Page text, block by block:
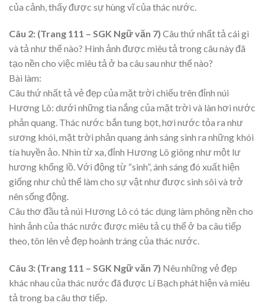
của cảnh, thấy được sự hùng vĩ của thác nước.
Câu 2: (Trang 111 – SGK Ngữ văn 7) Câu thứ nhất tả cái gì
và tả như thế nào? Hình ảnh được miêu tả trong câu này đã
tạo nền cho việc miêu tả ở ba câu sau như thế nào?
Bài làm:
Câu thứ nhất tả vẻ đẹp của mặt trời chiếu trên đỉnh núi
Hương Lô: dưới những tia nắng của mặt trời và làn hơi nước
phản quang. Thác nước bắn tung bọt, hơi nước tỏa ra như
sương khói, mặt trời phản quang ánh sáng sinh ra những khói
tía huyền ảo. Nhìn từ xa, đỉnh Hương Lô giông như một lư
hương khổng lồ. Với động từ “sinh”, ánh sáng đó xuất hiện
giống như chủ thể làm cho sự vật như được sinh sôi và trở
nên sống động.
Câu thơ đầu tả núi Hương Lô có tác dụng làm phông nền cho
hình ảnh của thác nước được miêu tả cụ thể ở ba câu tiếp
theo, tôn lên vẻ đẹp hoành tráng của thác nước.
Câu 3: (Trang 111 – SGK Ngữ văn 7) Nêu những vẻ đẹp
khác nhau của thác nước đã được Lí Bạch phát hiện và miêu
tả trong ba câu thơ tiếp.